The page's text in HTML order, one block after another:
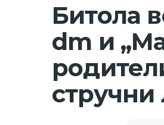
Битола
dm и
стручни